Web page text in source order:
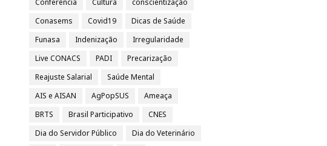
Conferência
Cultura
conscientização
Conasems
Covid19
Dicas de Saúde
Funasa
Indenização
Irregularidade
Live CONACS
PADI
Precarização
Reajuste Salarial
Saúde Mental
AIS e AISAN
AgPopSUS
Ameaça
BRTS
Brasil Participativo
CNES
Dia do Servidor Público
Dia do Veterinário